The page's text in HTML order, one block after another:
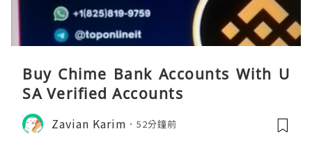
Buy Chime Bank Accounts With U
SA Verified Accounts
Zavian Karim 52分鐘前